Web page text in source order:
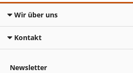
Wir über uns
Kontakt
Newsletter